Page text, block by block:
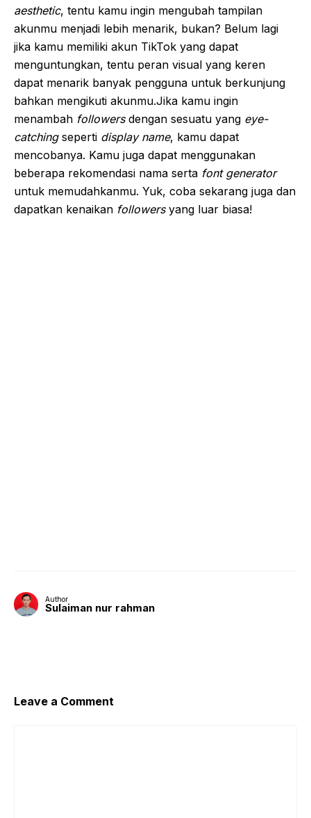
aesthetic, tentu kamu ingin mengubah tampilan
akunmu menjadi lebih menarik, bukan? Belum lagi
jika kamu memiliki akun TikTok yang dapat
menguntungkan, tentu peran visual yang keren
dapat menarik banyak pengguna untuk berkunjung
bahkan mengikuti akunmu.Jika kamu ingin
menambah followers dengan sesuatu yang eye-
catchingseperti display name, kamu dapat
mencobanya. Kamu juga dapat menggunakan
beberapa rekomendasi nama serta font generator
untuk memudahkanmu. Yuk, coba sekarang juga dan
dapatkan kenaikan followersyang luar biasa!
Author
Sulaiman nur rahman
Leave a Comment